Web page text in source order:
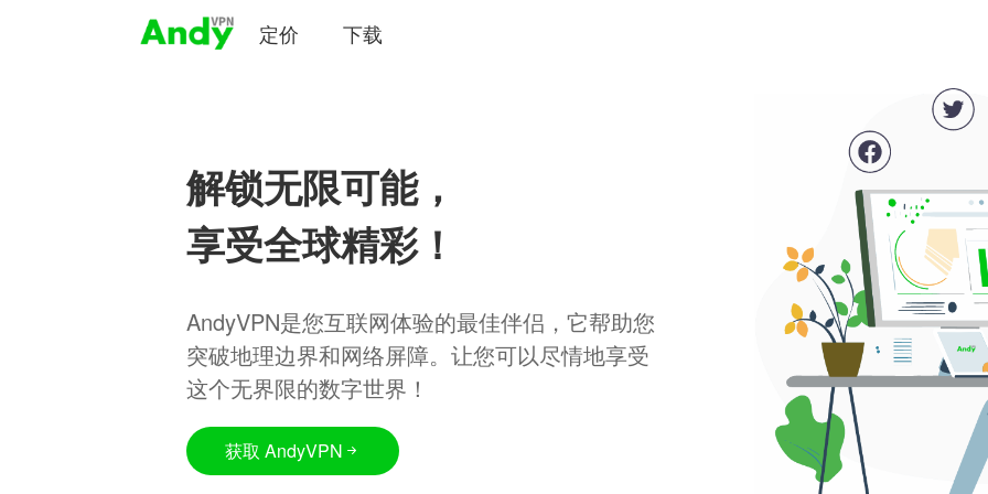
定价 下载
解锁无限可能，
享受全球精彩！
AndyVPN是您互联网体验的最佳伴侣，它帮助您
突破地理边界和网络屏障。让您可以尽情地享受
这个无界限的数字世界！
获取 AndyVPN